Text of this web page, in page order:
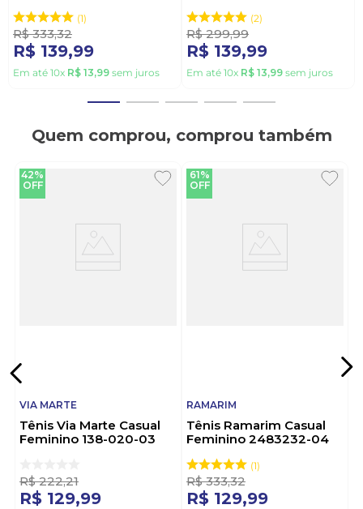
1
R$ 333,32
R$ 139,99
Em até 10x R$ 13,99 sem juros
2
R$ 299,99
R$ 139,99
Em até 10x R$ 13,99 sem juros
Quem comprou, comprou também
42%
OFF
VIA MARTE
Tênis Via Marte Casual
Feminino 138-020-03
R$ 222,21
R$ 129,99
61%
OFF
RAMARIM
Tênis Ramarim Casual
Feminino 2483232-04
1
R$ 333,32
R$ 129,99